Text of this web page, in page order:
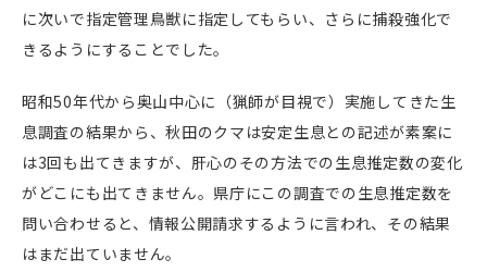
に次いで指定管理鳥獣に指定してもらい、さらに捕殺強化で
きるようにすることでした。
昭和50年代から奥山中心に（猟師が目視で）実施してきた生
息調査の結果から、秋田のクマは安定生息との記述が素案に
は3回も出てきますが、肝心のその方法での生息推定数の変化
がどこにも出てきません。県庁にこの調査での生息推定数を
問い合わせると、情報公開請求するように言われ、その結果
はまだ出ていません。